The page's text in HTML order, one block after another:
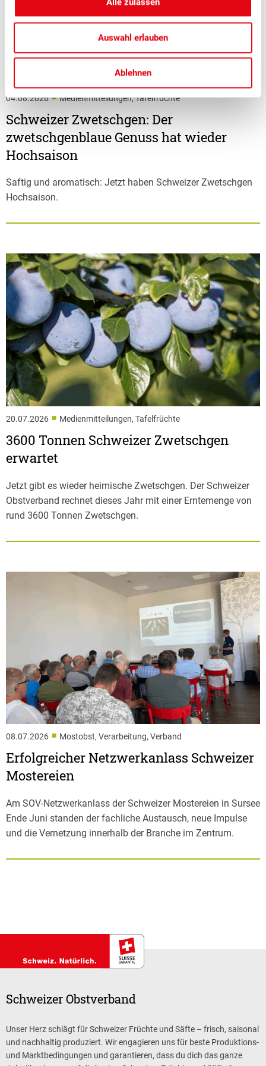
Auswahl erlauben
Ablehnen
04.08.2026 ■ Medienmitteilungen, Tafelfrüchte
Schweizer Zwetschgen: Der
zwetschgenblaue Genuss hat wieder
Hochsaison
Saftig und aromatisch: Jetzt haben Schweizer Zwetschgen
Hochsaison.
20.07.2026 ■ Medienmitteilungen, Tafelfrüchte
3600 Tonnen Schweizer Zwetschgen
erwartet
Jetzt gibt es wieder heimische Zwetschgen. Der Schweizer
Obstverband rechnet dieses Jahr mit einer Erntemenge von
rund 3600 Tonnen Zwetschgen.
08.07.2026 ■ Mostobst, Verarbeitung, Verband
Erfolgreicher Netzwerkanlass Schweizer
Mostereien
Am SOV-Netzwerkanlass der Schweizer Mostereien in Sursee
Ende Juni standen der fachliche Austausch, neue Impulse
und die Vernetzung innerhalb der Branche im Zentrum.
Schweizer Obstverband
Unser Herz schlägt für Schweizer Früchte und Säfte – frisch, saisonal
und nachhaltig produziert. Wir engagieren uns für beste Produktions-
und Marktbedingungen und garantieren, dass du dich das ganze